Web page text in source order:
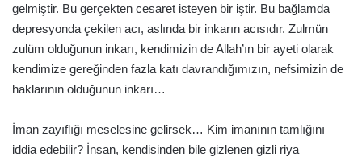
gelmiştir. Bu gerçekten cesaret isteyen bir iştir. Bu bağlamda
depresyonda çekilen acı, aslında bir inkarın acısıdır. Zulmün
zulüm olduğunun inkarı, kendimizin de Allah’ın bir ayeti olarak
kendimize gereğinden fazla katı davrandığımızın, nefsimizin de
haklarının olduğunun inkarı…
İman zayıflığı meselesine gelirsek… Kim imanının tamlığını
iddia edebilir? İnsan, kendisinden bile gizlenen gizli riya